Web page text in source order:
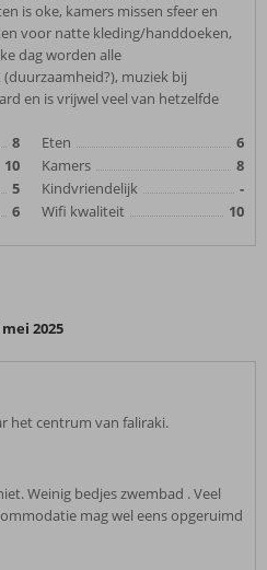
is oke, kamers missen sfeer en
voor natte kleding/handdoeken,
dag worden alle
muziek bij
en is vrijwel veel van hetzelfde
8
10
5
6
Eten
6
Kamers
8
Kindvriendelijk
-
Wifi kwaliteit
10
mei 2025
het centrum van faliraki.
Weinig bedjes zwembad . Veel
mag wel eens opgeruimd